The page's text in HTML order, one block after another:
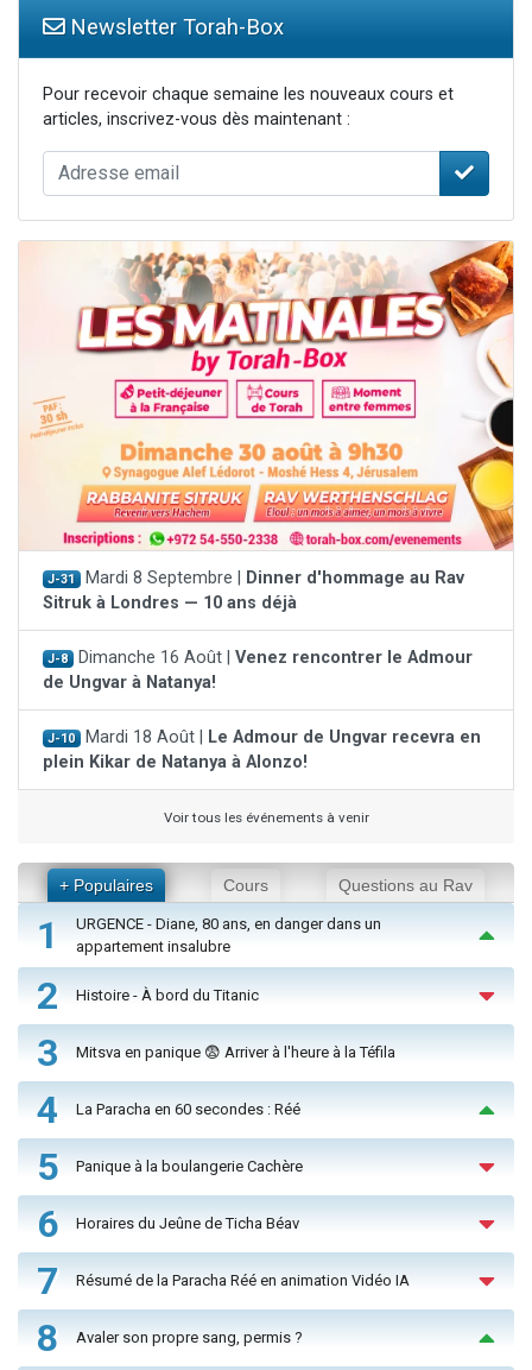
Newsletter Torah-Box
Pour recevoir chaque semaine les nouveaux cours et
articles, inscrivez-vous dès maintenant :
J-31 Mardi 8 Septembre |
Dinner d'hommage au Rav
Sitruk à Londres — 10 ans déjà
J-8 Dimanche 16 Août | Venez rencontrer le Admour
de Ungvar à Natanya!
J-10 Mardi 18 Août |
Le Admour de Ungvar recevra en
plein Kikar de Natanya à Alonzo!
Voir tous les événements à venir
+ Populaires Cours Questions au Rav
1
URGENCE - Diane, 80 ans, en danger dans un
appartement insalubre
2 Histoire - À bord du Titanic
3 Mitsva en panique 😨 Arriver à l'heure à la Téfila
4 La Paracha en 60 secondes : Réé
5 Panique à la boulangerie Cachère
6 Horaires du Jeûne de Ticha Béav
7 Résumé de la Paracha Réé en animation Vidéo IA
8 Avaler son propre sang, permis ?